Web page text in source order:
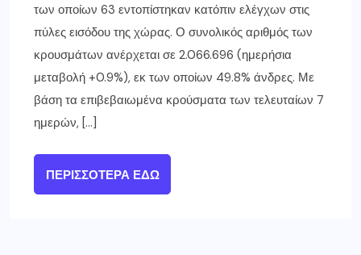
των οποίων 63 εντοπίστηκαν κατόπιν ελέγχων στις
πύλες εισόδου της χώρας. Ο συνολικός αριθμός των
κρουσμάτων ανέρχεται σε 2.066.696 (ημερήσια
μεταβολή +0.9%), εκ των οποίων 49.8% άνδρες. Με
βάση τα επιβεβαιωμένα κρούσματα των τελευταίων 7
ημερών, […]
ΠΕΡΙΣΣΌΤΕΡΑ ΕΔΏ